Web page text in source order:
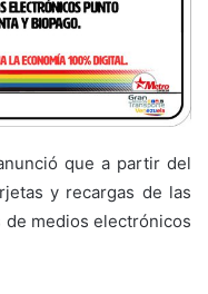
que a partir del
y recargas de las
de medios electrónicos